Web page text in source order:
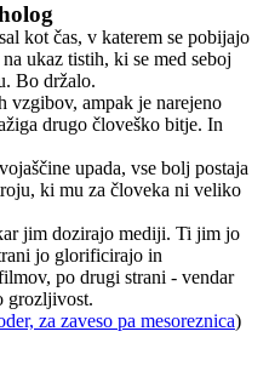
kot čas, v katerem se pobijajo
ukaz tistih, ki se med seboj
Bo držalo.
vzgibov, ampak je narejeno
drugo človeško bitje. In
upada, vse bolj postaja
ki mu za človeka ni veliko
jim dozirajo mediji. Ti jim jo
jo glorificirajo in
po drugi strani - vendar
grozljivost.
za zaveso pa mesoreznica)